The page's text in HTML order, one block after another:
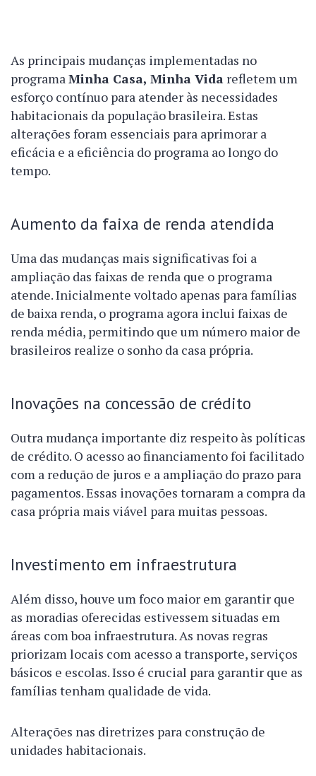
As principais mudanças implementadas no
programaMinha Casa, Minha Vida refletem um
esforço contínuo para atender às necessidades
habitacionais da população brasileira. Estas
alterações foram essenciais para aprimorar a
eficácia e a eficiência do programa ao longo do
tempo.
Aumento da faixa de renda atendida
Uma das mudanças mais significativas foi a
ampliação das faixas de renda que o programa
atende. Inicialmente voltado apenas para famílias
de baixa renda, o programa agora inclui faixas de
renda média, permitindo que um número maior de
brasileiros realize o sonho da casa própria.
Inovações na concessão de crédito
Outra mudança importante diz respeito às políticas
de crédito. O acesso ao financiamento foi facilitado
com a redução de juros e a ampliação do prazo para
pagamentos. Essas inovações tornaram a compra da
casa própria mais viável para muitas pessoas.
Investimento em infraestrutura
Além disso, houve um foco maior em garantir que
as moradias oferecidas estivessem situadas em
áreas com boa infraestrutura. As novas regras
priorizam locais com acesso a transporte, serviços
básicos e escolas. Isso é crucial para garantir que as
famílias tenham qualidade de vida.
Alterações nas diretrizes para construção de
unidades habitacionais.